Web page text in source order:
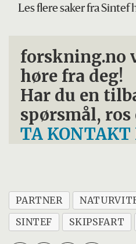
Les flere saker fra Sintef
forskning.no
høre fra deg!
Har du en
spørsmål,
TA KONTAKT
PARTNER
SINTEF
SKIPSFART